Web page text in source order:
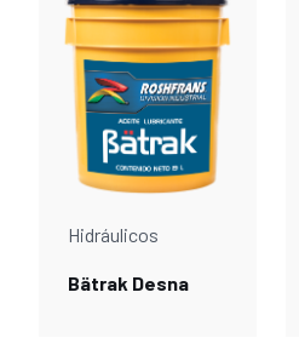
Hidráulicos
Bätrak Desna